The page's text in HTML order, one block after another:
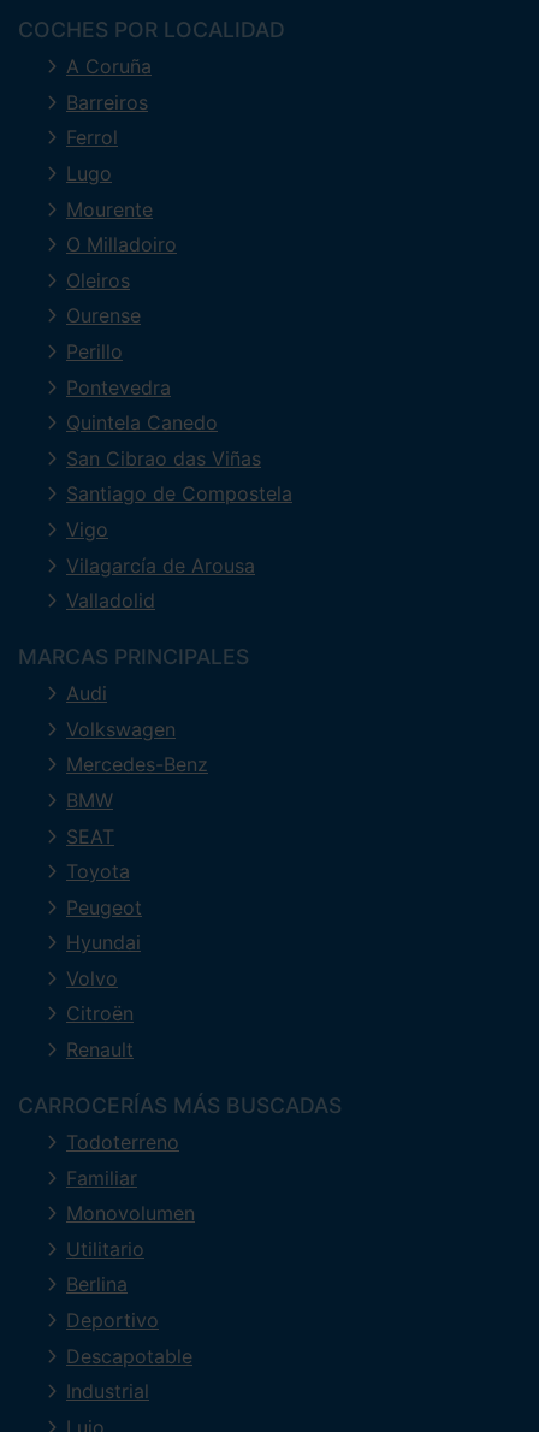
COCHES POR LOCALIDAD
A Coruña
Barreiros
Ferrol
Lugo
Mourente
O Milladoiro
Oleiros
Ourense
Perillo
Pontevedra
Quintela Canedo
San Cibrao das Viñas
Santiago de Compostela
Vigo
Vilagarcía de Arousa
Valladolid
MARCAS PRINCIPALES
Audi
Volkswagen
Mercedes-Benz
BMW
SEAT
Toyota
Peugeot
Hyundai
Volvo
Citroën
Renault
CARROCERÍAS MÁS BUSCADAS
Todoterreno
Familiar
Monovolumen
Utilitario
Berlina
Deportivo
Descapotable
Industrial
Lujo